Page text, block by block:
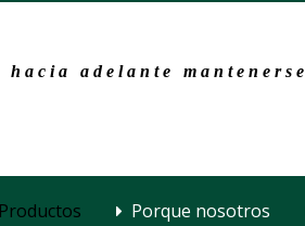
hacia adelante mantenerse
Productos Porque nosotros